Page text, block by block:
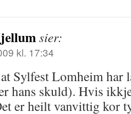
sier:
kl. 17:34
Sylfest Lomheim har
hans skuld). Hvis
er heilt vanvittig kor